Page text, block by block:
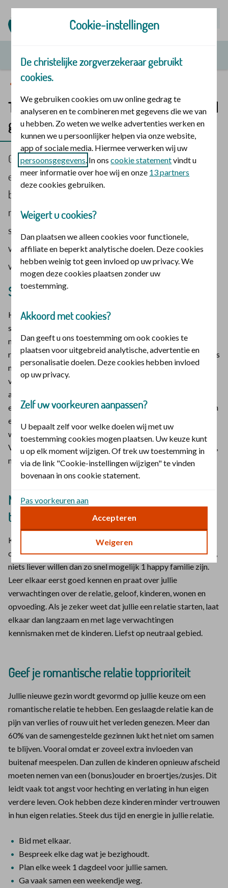
Sterke relaties
Tips bij het vormen van een samengesteld
gezin
God is een God van vergeving en nieuwe kansen. Na
een periode van rouw en pijn kunnen mensen nieuwe
blijdschap en liefde ervaren. Dat het niet altijd
makkelijk is, spreekt vanzelf. Linda Pasman heeft een
samengesteld gezin met 8 kinderen en een praktijk
voor relatie- en gezinscoaching. Ze deelt tips bij het
vormen van een samengesteld gezin.
Sluit een vorige relatie goed af
Het klinkt logisch om een eerdere relatie eerst goed af te
sluiten, voordat je een nieuwe relatie begint. Maar veel
mensen willen niets liever dan snel een gelukkige, nieuwe
relatie. We zijn nu eenmaal gemaakt om te verbinden en het is
niet goed dat een mens alleen is. Dat lezen we al in het begin
van het Bijbelboek Genesis. Een samengesteld gezin staat
altijd op een fundament van pijn en verdriet. Het verlies van
een kerngezin door overlijden, scheiden of het ontbreken van
een biologische ouder. Als je de pijn en ellende niet verwerkt,
worden deze zaken struikelblokken in je nieuwe relatie.
Vergeef de andere biologische ouder van de kinderen de pijn,
moeite en verlies.
Neem de tijd bij het samenvoegen van de
twee gezinsculturen
Kinderen lopen emotioneel gemiddeld 2 jaar achter op de
ouders. Ouders die, gesterkt door het verliefdheidshormoon,
niets liever willen dan zo snel mogelijk 1 happy familie zijn.
Leer elkaar eerst goed kennen en praat over jullie
verwachtingen over de relatie, geloof, kinderen, wonen en
opvoeding. Als je zeker weet dat jullie een relatie starten, laat
elkaar dan langzaam en met lage verwachtingen
kennismaken met de kinderen. Liefst op neutraal gebied.
Geef je romantische relatie topprioriteit
Jullie nieuwe gezin wordt gevormd op jullie keuze om een
romantische relatie te hebben. Een geslaagde relatie kan de
pijn van verlies of rouw uit het verleden genezen. Meer dan
60% van de samengestelde gezinnen lukt het niet om samen
te blijven. Vooral omdat er zoveel extra invloeden van
buitenaf meespelen. Dan zullen de kinderen opnieuw afscheid
moeten nemen van een (bonus)ouder en broertjes/zusjes. Dit
leidt vaak tot angst voor hechting en verlating in hun eigen
verdere leven. Ook hebben deze kinderen minder vertrouwen
in hun eigen relaties. Steek dus tijd en energie in jullie relatie.
Bid met elkaar.
Bespreek elke dag wat je bezighoudt.
Plan elke week 1 dagdeel voor jullie samen.
Ga vaak samen een weekendje weg.
Cookie-instellingen
De christelijke zorgverzekeraar gebruikt
cookies.
We gebruiken cookies om uw online gedrag te
analyseren en te combineren met gegevens die we van
u hebben. Zo weten we welke advertenties werken en
kunnen we u persoonlijker helpen via onze website,
app of sociale media. Hiermee verwerken wij uw
persoonsgegevens. In onscookie statementvindt u
meer informatie over hoe wij en onze 13 partners
deze cookies gebruiken.
Weigert u cookies?
Dan plaatsen we alleen cookies voor functionele,
affiliate en beperkt analytische doelen. Deze cookies
hebben weinig tot geen invloed op uw privacy. We
mogen deze cookies plaatsen zonder uw
toestemming.
Akkoord met cookies?
Dan geeft u ons toestemming om ook cookies te
plaatsen voor uitgebreid analytische, advertentie en
personalisatie doelen. Deze cookies hebben invloed
op uw privacy.
Zelf uw voorkeuren aanpassen?
U bepaalt zelf voor welke doelen wij met uw
toestemming cookies mogen plaatsen. Uw keuze kunt
u op elk moment wijzigen. Of trek uw toestemming in
via de link "Cookie-instellingen wijzigen" te vinden
bovenaan in ons cookie statement.
Pas voorkeuren aan
Accepteren
Weigeren